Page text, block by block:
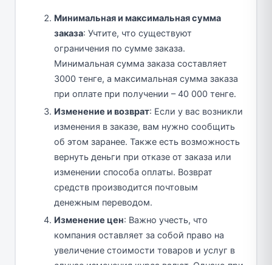
Минимальная и максимальная сумма
заказа: Учтите, что существуют
ограничения по сумме заказа.
Минимальная сумма заказа составляет
3000 тенге, а максимальная сумма заказа
при оплате при получении – 40 000 тенге.
Изменение и возврат: Если у вас возникли
изменения в заказе, вам нужно сообщить
об этом заранее. Также есть возможность
вернуть деньги при отказе от заказа или
изменении способа оплаты. Возврат
средств производится почтовым
денежным переводом.
Изменение цен: Важно учесть, что
компания оставляет за собой право на
увеличение стоимости товаров и услуг в